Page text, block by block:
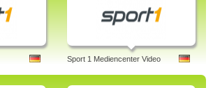
Sport 1 Mediencenter Video